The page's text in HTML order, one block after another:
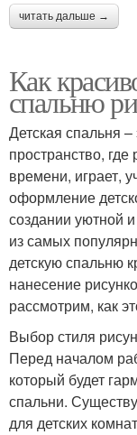
читать дальше →
Как
спальню
Детская спальня
пространство,
времени, играет,
оформление
создании уютной
из самых
детскую спальню
нанесение
рассмотрим, как
Выбор стиля
Перед началом
который будет
спальни.
для детских